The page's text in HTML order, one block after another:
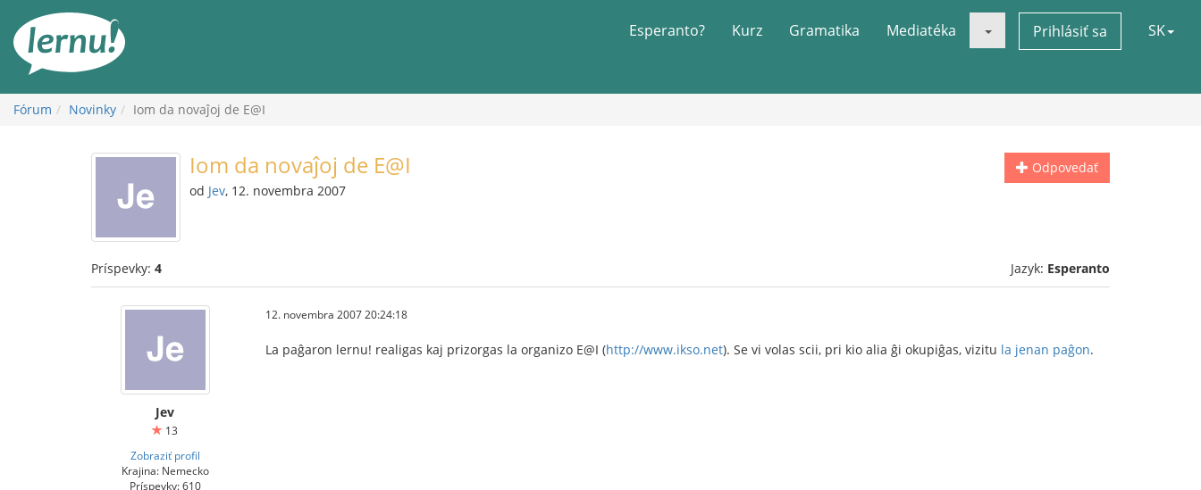
obsah
Esperanto? Kurz Gramatika Mediatéka Prihlásiť sa SK
Fórum Novinky Iom da novaĵoj de E@I
Odpovedať
Iom da novaĵoj de E@I
od Jev, 12. novembra 2007
Príspevky: 4 Jazyk: Esperanto
Jev
13
Zobraziť profil
Krajina: Nemecko
Príspevky: 610
12. novembra 2007 20:24:18
La paĝaron lernu! realigas kaj prizorgas la organizo E@I (http://www.ikso.net). Se vi volas scii, pri kio alia ĝi okupiĝas, vizitu la jenan paĝon.